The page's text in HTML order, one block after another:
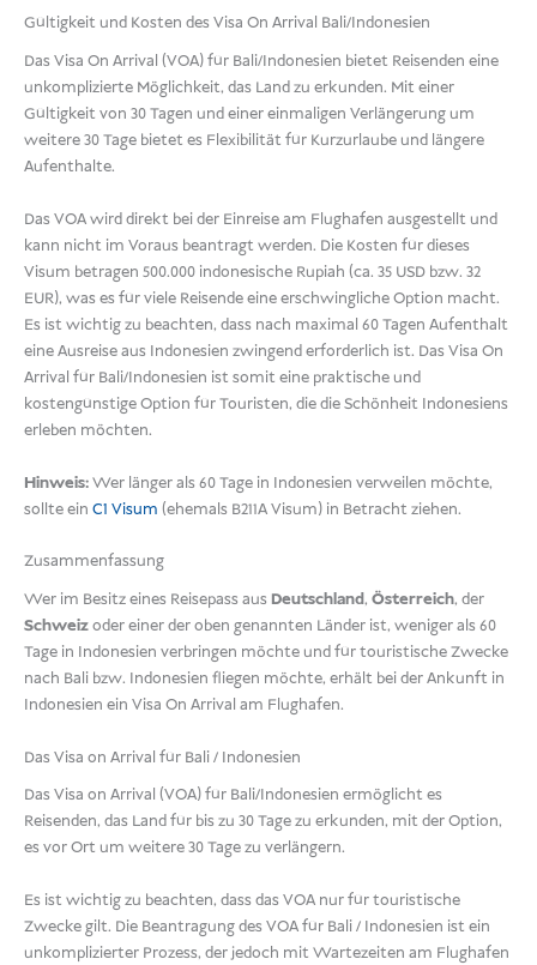
Gültigkeit und Kosten des Visa On Arrival Bali/Indonesien
Das Visa On Arrival (VOA) für Bali/Indonesien bietet Reisenden eine
unkomplizierte Möglichkeit, das Land zu erkunden. Mit einer
Gültigkeit von 30 Tagen und einer einmaligen Verlängerung um
weitere 30 Tage bietet es Flexibilität für Kurzurlaube und längere
Aufenthalte.
Das VOA wird direkt bei der Einreise am Flughafen ausgestellt und
kann nicht im Voraus beantragt werden. Die Kosten für dieses
Visum betragen 500.000 indonesische Rupiah (ca. 35 USD bzw. 32
EUR), was es für viele Reisende eine erschwingliche Option macht.
Es ist wichtig zu beachten, dass nach maximal 60 Tagen Aufenthalt
eine Ausreise aus Indonesien zwingend erforderlich ist. Das Visa On
Arrival für Bali/Indonesien ist somit eine praktische und
kostengünstige Option für Touristen, die die Schönheit Indonesiens
erleben möchten.
Hinweis:Wer länger als 60 Tage in Indonesien verweilen möchte,
sollte ein C1 Visum (ehemals B211A Visum) in Betracht ziehen.
Zusammenfassung
Wer im Besitz eines Reisepass aus Deutschland, Österreich, der
Schweizoder einer der oben genannten Länder ist, weniger als 60
Tage in Indonesien verbringen möchte und für touristische Zwecke
nach Bali bzw. Indonesien fliegen möchte, erhält bei der Ankunft in
Indonesien ein Visa On Arrival am Flughafen.
Das Visa on Arrival für Bali / Indonesien
Das Visa on Arrival (VOA) für Bali/Indonesien ermöglicht es
Reisenden, das Land für bis zu 30 Tage zu erkunden, mit der Option,
es vor Ort um weitere 30 Tage zu verlängern.
Es ist wichtig zu beachten, dass das VOA nur für touristische
Zwecke gilt. Die Beantragung des VOA für Bali / Indonesien ist ein
unkomplizierter Prozess, der jedoch mit Wartezeiten am Flughafen